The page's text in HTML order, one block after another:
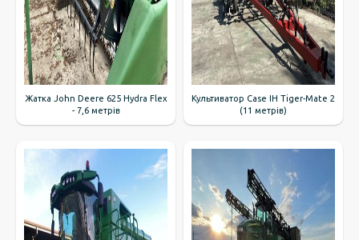
Жатка John Deere 625 Hydra Flex
- 7,6 метрів
Культиватор Case IH Tiger-Mate 2
(11 метрів)